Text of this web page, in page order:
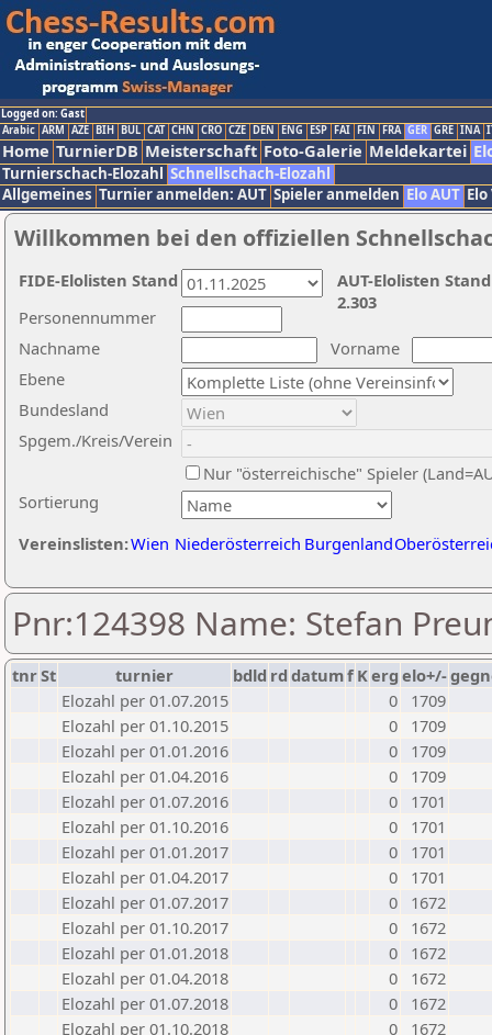
Logged on: Gast
Arabic ARM AZE BIH BUL CAT CHN CRO CZE DEN ENG ESP FAI FIN FRA GER GRE INA
Home TurnierDB Meisterschaft Foto-Galerie Meldekartei
Turnierschach-Elozahl Schnellschach-Elozahl
Allgemeines Turnier anmelden: AUT Spieler anmelden Elo AUT
Willkommen bei den offiziellen
Nachname
Vorname
Ebene
Sortierung
Personennummer
Bundesland
Spgem./Kreis/Verein
Nur "österreichische" Spieler
Vereinslisten:Wien Niederösterreich Burgenland
AUT-Elolisten
2.303
FIDE-Elolisten Stand
Pnr:124398 Name: Stefan
tnrSt turnier bdld rd datumf Kerg elo+/-
Elozahl per 01.07.2015
0
1709
Elozahl per 01.10.2015
0
1709
Elozahl per 01.01.2016
0
1709
Elozahl per 01.04.2016
0
1709
Elozahl per 01.07.2016
0
1701
Elozahl per 01.10.2016
0
1701
Elozahl per 01.01.2017
0
1701
Elozahl per 01.04.2017
0
1701
Elozahl per 01.07.2017
0
1672
Elozahl per 01.10.2017
0
1672
Elozahl per 01.01.2018
0
1672
Elozahl per 01.04.2018
0
1672
Elozahl per 01.07.2018
0
1672
Elozahl per 01.10.2018
0
1672